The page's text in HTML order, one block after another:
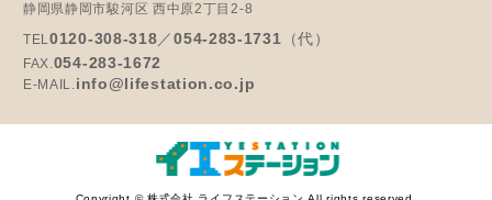
静岡県静岡市駿河区 西中原2丁目2-8
TEL0120-308-318／054-283-1731 （代）
FAX.054-283-1672
E-MAIL. info@lifestation.co.jp